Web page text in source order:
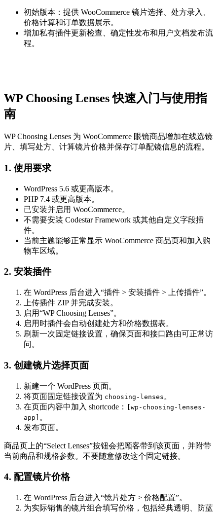
初始版本：提供 WooCommerce 镜片选择、处方录入、
价格计算和订单数据展示。
增加私有插件更新检查、确定性发布和用户文档发布流
程。
WP Choosing Lenses 快速入门与使用指
南
WP Choosing Lenses 为 WooCommerce 眼镜商品增加在线选镜
片、填写处方、计算镜片价格并保存订单配镜信息的流程。
1. 使用要求
WordPress 5.6 或更高版本。
PHP 7.4 或更高版本。
已安装并启用 WooCommerce。
不需要安装 Codestar Framework 或其他自定义字段插
件。
当前主题能够正常显示 WooCommerce 商品页和加入购
物车区域。
2. 安装插件
在 WordPress 后台进入“插件 > 安装插件 > 上传插件”。
上传插件 ZIP 并完成安装。
启用“WP Choosing Lenses”。
启用时插件会自动创建处方和价格数据表。
刷新一次固定链接设置，确保页面和接口路由可正常访
问。
3. 创建镜片选择页面
新建一个 WordPress 页面。
将页面固定链接设置为 choosing-lenses 。
在页面内容中加入 shortcode：
[wp-choosing-lenses-
app] 。
发布页面。
商品页上的“Select Lenses”按钮会把顾客带到该页面，并附带
当前商品和规格参数。不要随意修改这个固定链接。
4. 配置镜片价格
在 WordPress 后台进入“镜片处方 > 价格配置”。
为实际销售的镜片组合填写价格，包括经典透明、防蓝